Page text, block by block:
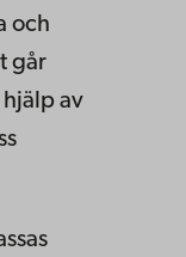
och
går
av